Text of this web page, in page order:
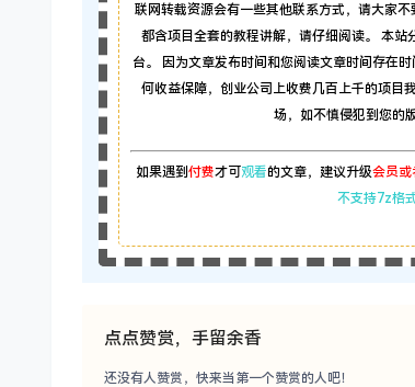
联网转载资源会有一些其他联系方式，请大家
都含项目全套的教程讲解，请仔细阅读。 本
台。 因为文章发布时间和您阅读文章时间存在
何收益保障，创业公司上收费几百上千的项目
场，如不慎侵犯到您的
如果遇到付费才可 观看的文章，建议升级会员或
不支持7z格
点点赞赏，手留余香
还没有人赞赏，快来当第一个赞赏的人吧！